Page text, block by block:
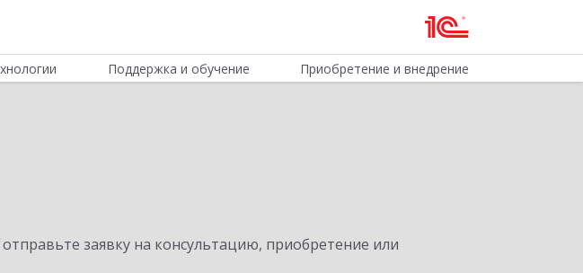
Поддержка и обучение Приобретение и внедрение
заявку на консультацию, приобретение или